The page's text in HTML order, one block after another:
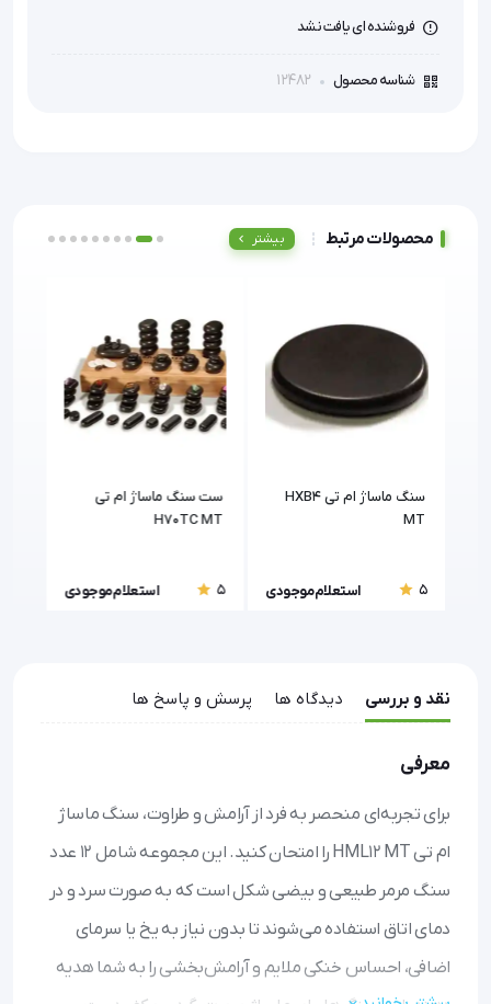
فروشنده ای یافت نشد
شناسه محصول 12482
محصولات مرتبط بیشتر
سنگ ماساژ ام تی HXB4
MT
5 استعلام موجودی
ست سنگ ماساژ ام تی
H70TC MT
5 استعلام موجودی
نقد و بررسی دیدگاه ها پرسش و پاسخ ها
معرفی
برای تجربه‌ای منحصر به فرد از آرامش و طراوت، سنگ ماساژ
ام تی HML12 MT را امتحان کنید. این مجموعه شامل ۱۲ عدد
سنگ مرمر طبیعی و بیضی شکل است که به صورت سرد و در
دمای اتاق استفاده می‌شوند تا بدون نیاز به یخ یا سرمای
اضافی، احساس خنکی ملایم و آرامش‌بخشی را به شما هدیه